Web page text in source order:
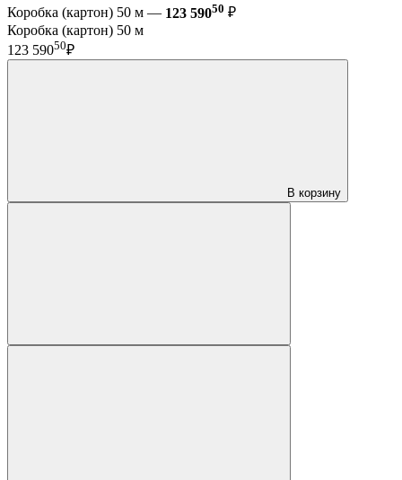
Коробка (картон) 50 м — 123 59050 ₽
Коробка (картон) 50 м
123 59050₽
В корзину